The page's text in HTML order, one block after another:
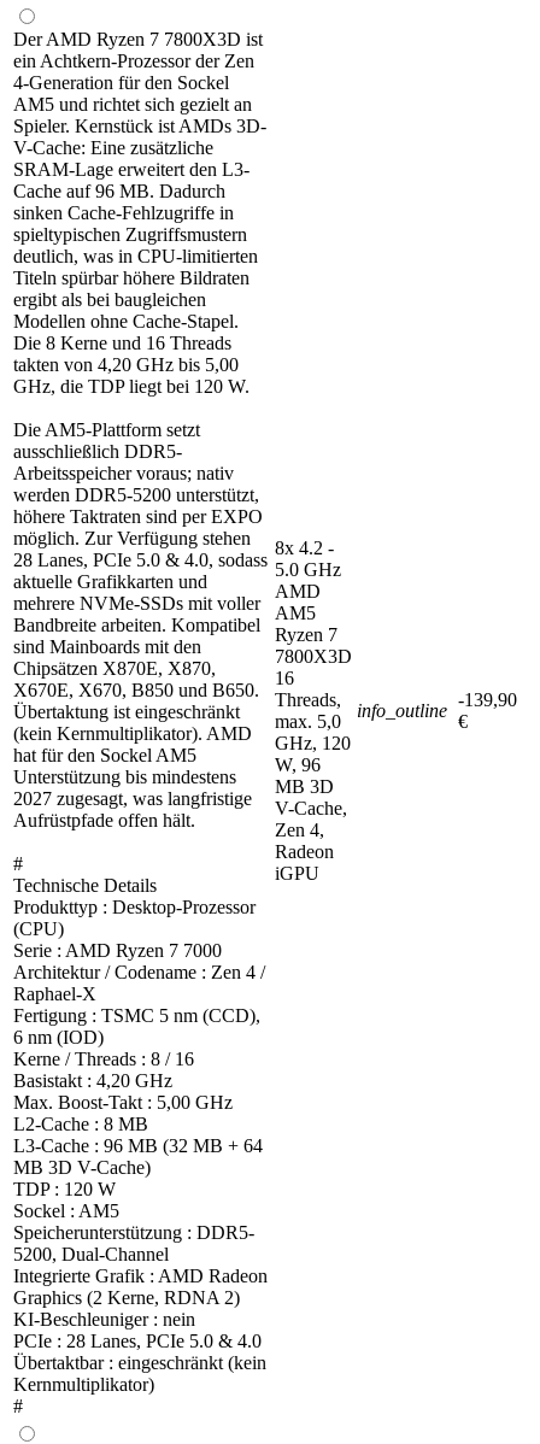
Der AMD Ryzen 7 7800X3D ist
ein Achtkern-Prozessor der Zen
4-Generation für den Sockel
AM5 und richtet sich gezielt an
Spieler. Kernstück ist AMDs 3D-
V-Cache: Eine zusätzliche
SRAM-Lage erweitert den L3-
Cache auf 96 MB. Dadurch
sinken Cache-Fehlzugriffe in
spieltypischen Zugriffsmustern
deutlich, was in CPU-limitierten
Titeln spürbar höhere Bildraten
ergibt als bei baugleichen
Modellen ohne Cache-Stapel.
Die 8 Kerne und 16 Threads
takten von 4,20 GHz bis 5,00
GHz, die TDP liegt bei 120 W.
Die AM5-Plattform setzt
ausschließlich DDR5-
Arbeitsspeicher voraus; nativ
werden DDR5-5200 unterstützt,
höhere Taktraten sind per EXPO
möglich. Zur Verfügung stehen
28 Lanes, PCIe 5.0 & 4.0, sodass
aktuelle Grafikkarten und
mehrere NVMe-SSDs mit voller
Bandbreite arbeiten. Kompatibel
sind Mainboards mit den
Chipsätzen X870E, X870,
X670E, X670, B850 und B650.
Übertaktung ist eingeschränkt
(kein Kernmultiplikator). AMD
hat für den Sockel AM5
Unterstützung bis mindestens
2027 zugesagt, was langfristige
Aufrüstpfade offen hält.
#
Technische Details
Produkttyp : Desktop-Prozessor
(CPU)
Serie : AMD Ryzen 7 7000
Architektur / Codename : Zen 4 /
Raphael-X
Fertigung : TSMC 5 nm (CCD),
6 nm (IOD)
Kerne / Threads : 8 / 16
Basistakt : 4,20 GHz
Max. Boost-Takt : 5,00 GHz
L2-Cache : 8 MB
L3-Cache : 96 MB (32 MB + 64
MB 3D V-Cache)
TDP : 120 W
Sockel : AM5
Speicherunterstützung : DDR5-
5200, Dual-Channel
Integrierte Grafik : AMD Radeon
Graphics (2 Kerne, RDNA 2)
KI-Beschleuniger : nein
PCIe : 28 Lanes, PCIe 5.0 & 4.0
Übertaktbar : eingeschränkt (kein
Kernmultiplikator)
#
8x 4.2 -
5.0 GHz
AMD
AM5
Ryzen 7
7800X3D
16
Threads,
max. 5,0
GHz, 120
W, 96
MB 3D
V-Cache,
Zen 4,
Radeon
iGPU
info_outline
-139,90
€